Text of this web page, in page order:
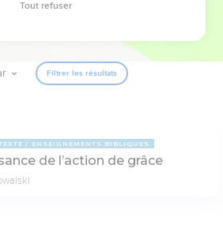
Filtrer les résultats
ENSEIGNEMENTS BIBLIQUES
de l’action de grâce
Tout refuser